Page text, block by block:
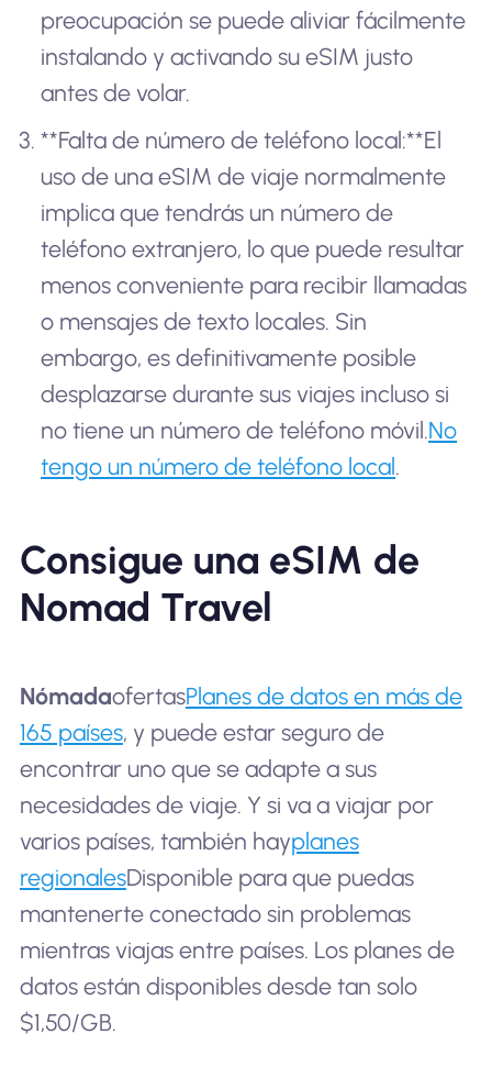
preocupación se puede aliviar fácilmente
instalando y activando su eSIM justo
antes de volar.
**Falta de número de teléfono local:**El
uso de una eSIM de viaje normalmente
implica que tendrás un número de
teléfono extranjero, lo que puede resultar
menos conveniente para recibir llamadas
o mensajes de texto locales. Sin
embargo, es definitivamente posible
desplazarse durante sus viajes incluso si
no tiene un número de teléfono móvil.No
tengo un número de teléfono local.
Consigue una eSIM de
Nomad Travel
NómadaofertasPlanes de datos en más de
165 países, y puede estar seguro de
encontrar uno que se adapte a sus
necesidades de viaje. Y si va a viajar por
varios países, también hayplanes
regionalesDisponible para que puedas
mantenerte conectado sin problemas
mientras viajas entre países. Los planes de
datos están disponibles desde tan solo
$1,50/GB.